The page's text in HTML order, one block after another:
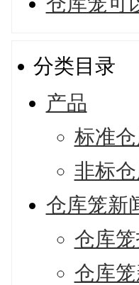
分类目录
产品
标准
非标
仓库笼新
仓库
仓库